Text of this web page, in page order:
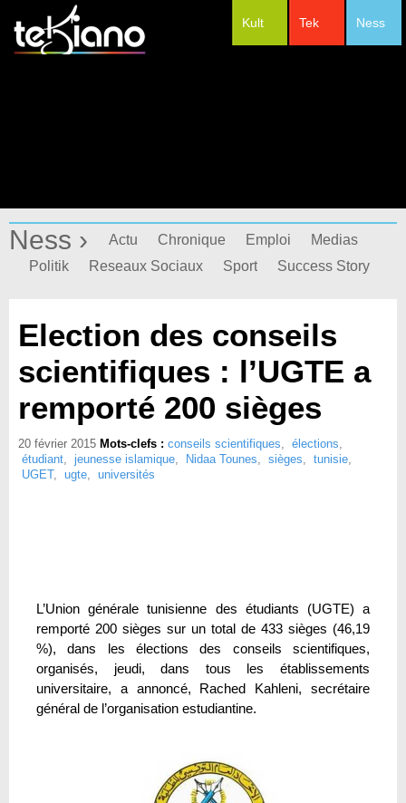
Ness
Tek
Kult
Ness › Actu Chronique Emploi
Medias
Politik
Reseaux Sociaux Sport Success Story
Election des conseils
scientifiques : l’UGTE a
remporté 200 sièges
20 février 2015 Mots-clefs : conseils scientifiques, élections,
étudiant, jeunesse islamique, Nidaa Tounes, sièges, tunisie,
UGET, ugte, universités
L’Union générale tunisienne des étudiants (UGTE) a
remporté 200 sièges sur un total de 433 sièges (46,19
%), dans les élections des conseils scientifiques,
organisés, jeudi, dans tous les établissements
universitaire, a annoncé, Rached Kahleni, secrétaire
général de l’organisation estudiantine.